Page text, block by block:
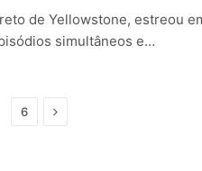
de Yellowstone, estreou
simultâneos e…
6 Next